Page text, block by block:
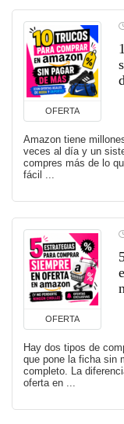
OFERTA
Amazon tiene
veces al día y un
compres más de lo
fácil ...
OFERTA
Hay dos tipos de
que pone la ficha sin
completo. La
oferta en ...